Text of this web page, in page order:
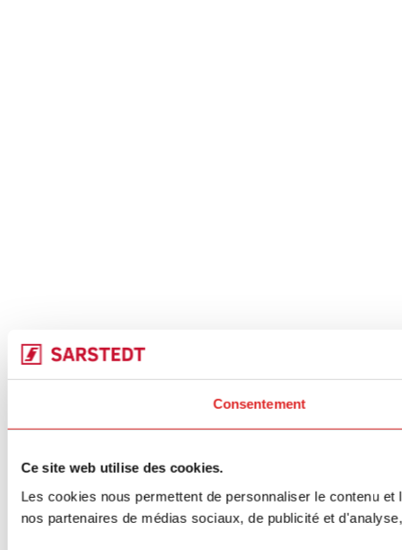
Consentement
Ce site web utilise des cookies.
Les cookies nous permettent de personnaliser le contenu
nos partenaires de médias sociaux, de publicité et